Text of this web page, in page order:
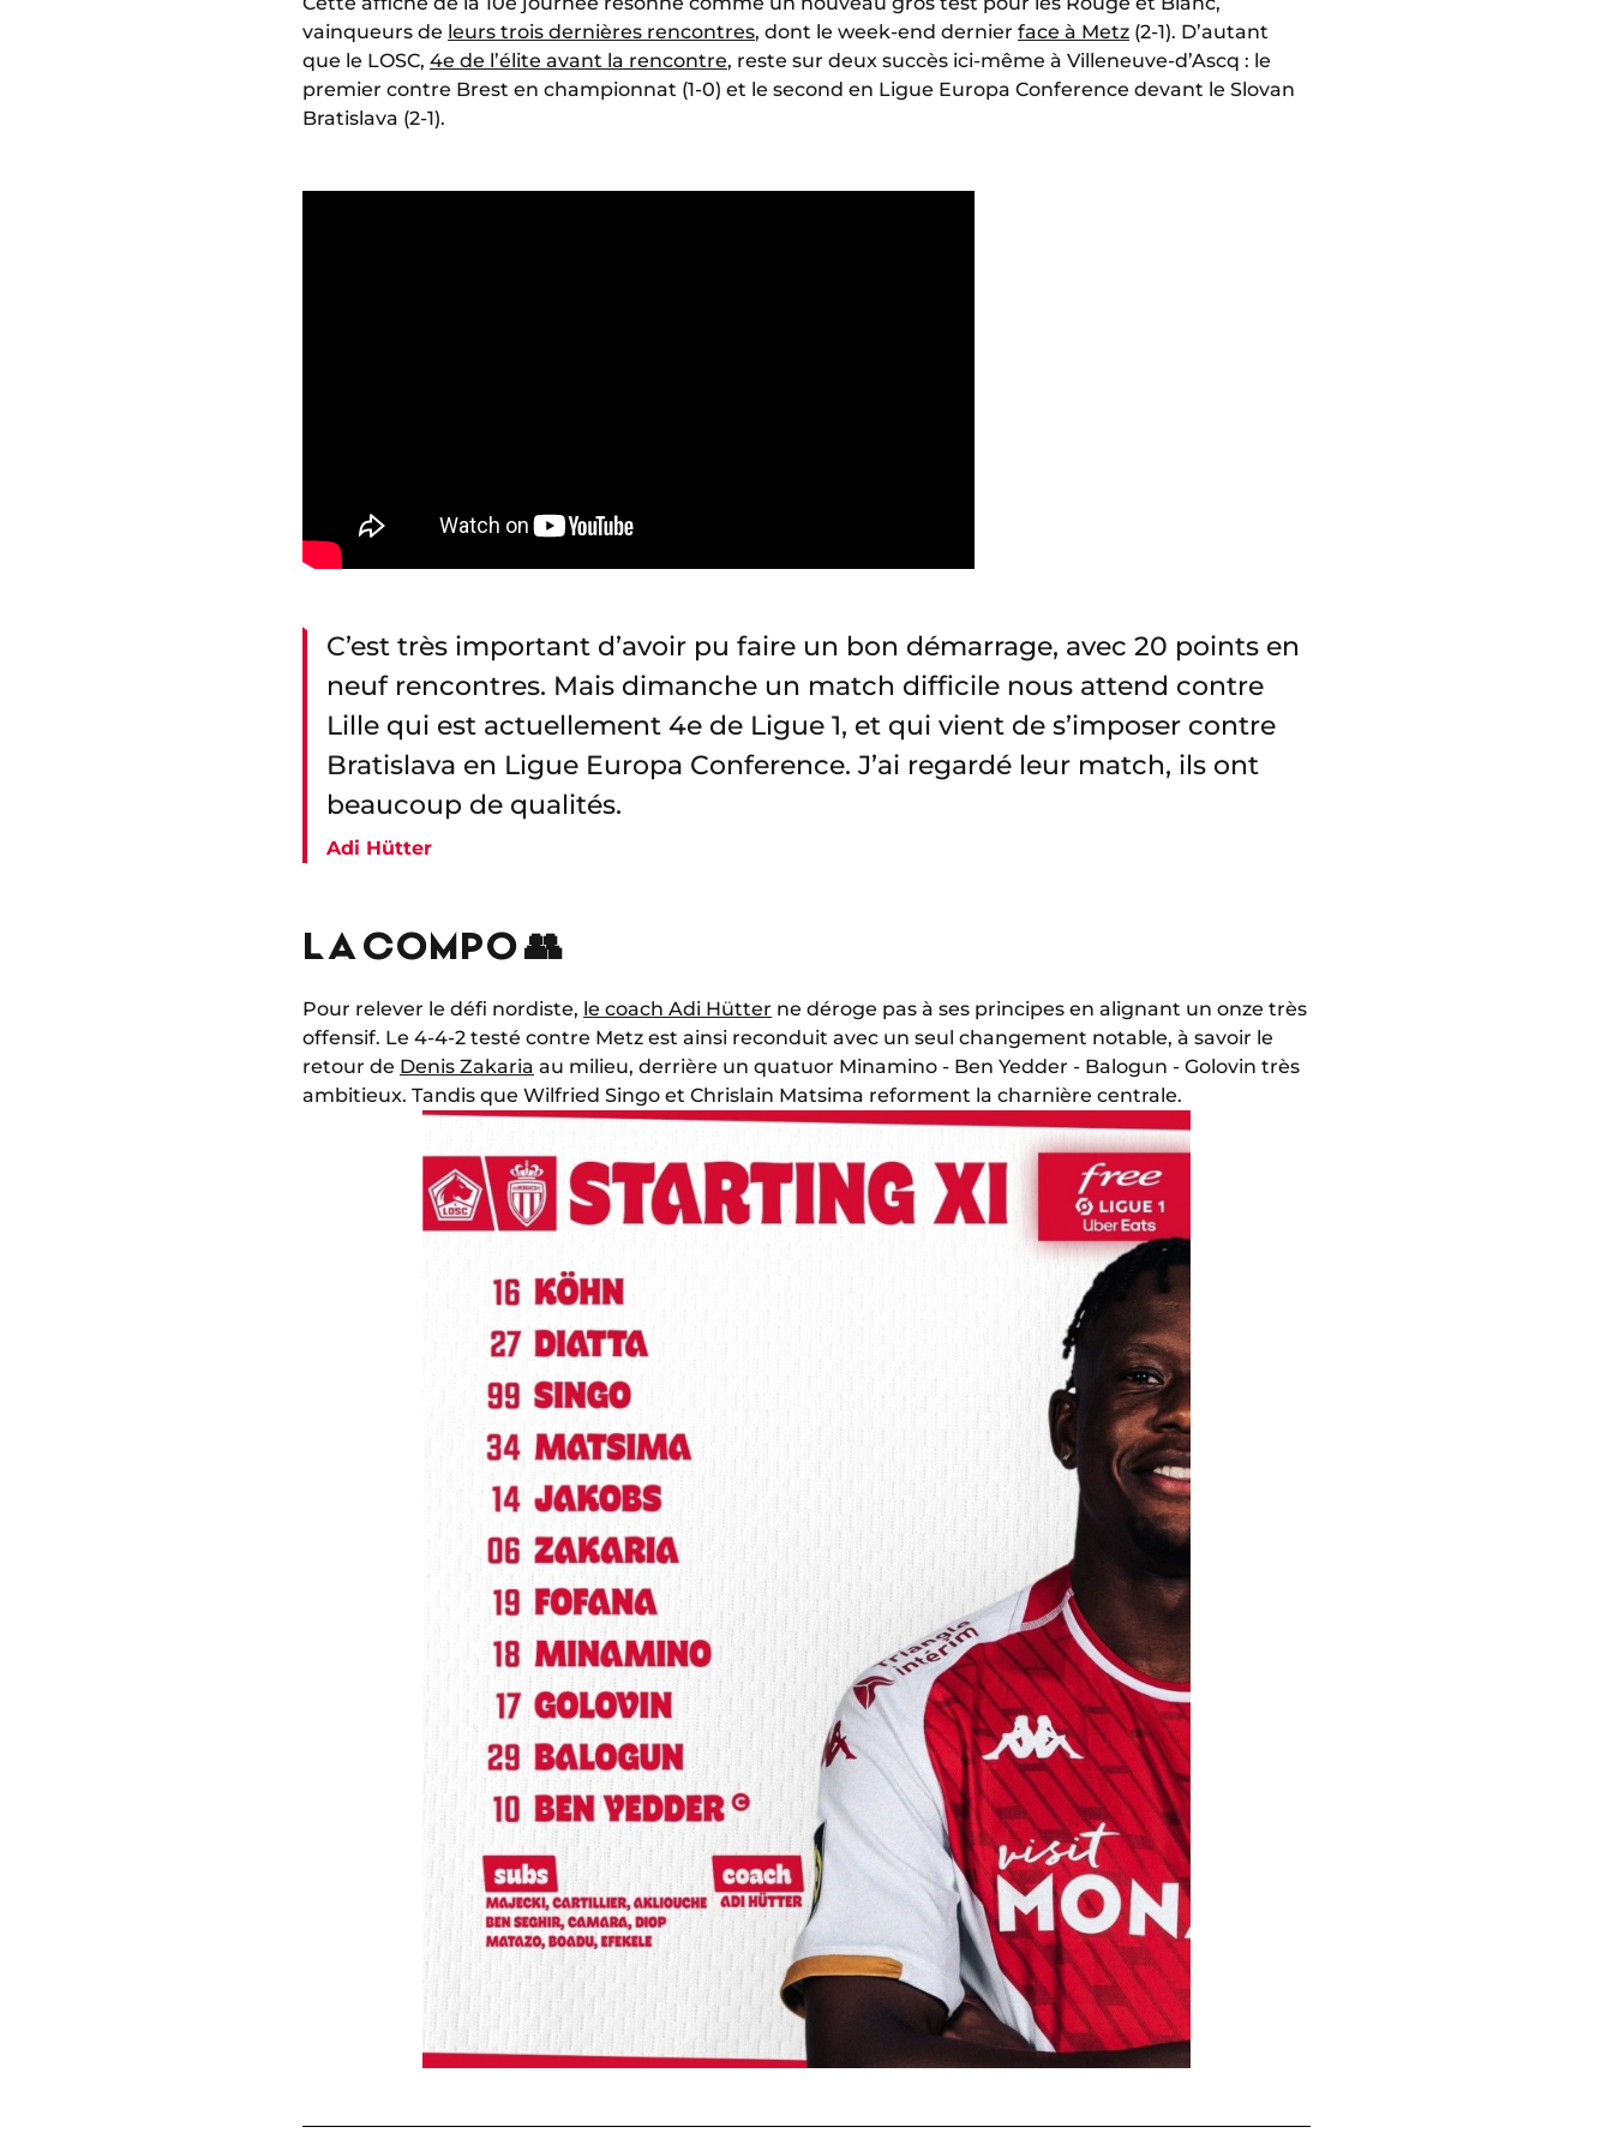
vainqueurs de leurs trois dernières rencontres, dont le week-end dernier face à Metz (2-1). D’autant
que le LOSC, 4e de l’élite avant la rencontre, reste sur deux succès ici-même à Villeneuve-d’Ascq : le
premier contre Brest en championnat (1-0) et le second en Ligue Europa Conference devant le Slovan
Bratislava (2-1).
C’est très important d’avoir pu faire un bon démarrage, avec 20 points en
neuf rencontres. Mais dimanche un match difficile nous attend contre
Lille qui est actuellement 4e de Ligue 1, et qui vient de s’imposer contre
Bratislava en Ligue Europa Conference. J’ai regardé leur match, ils ont
beaucoup de qualités.
Adi Hütter
LA COMPO 👥
Pour relever le défi nordiste, le coach Adi Hütter ne déroge pas à ses principes en alignant un onze très
offensif. Le 4-4-2 testé contre Metz est ainsi reconduit avec un seul changement notable, à savoir le
retour de Denis Zakaria au milieu, derrière un quatuor Minamino - Ben Yedder - Balogun - Golovin très
ambitieux. Tandis que Wilfried Singo et Chrislain Matsima reforment la charnière centrale.